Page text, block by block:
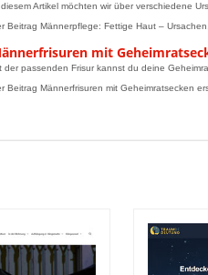
diesem Artikel möchten wir über verschiedene
Beitrag Männerpflege: Fettige Haut –
mit
der passenden Frisur kannst du deine
Beitrag Männerfrisuren mit Geheimratsecken